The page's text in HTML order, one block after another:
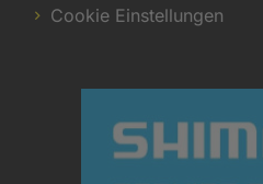
Cookie Einstellungen